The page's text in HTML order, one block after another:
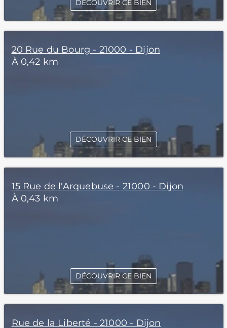
DÉCOUVRIR CE BIEN
20 Rue du Bourg - 21000 - Dijon
À 0,42 km
DÉCOUVRIR CE BIEN
15 Rue de l'Arquebuse - 21000 - Dijon
À 0,43 km
DÉCOUVRIR CE BIEN
Rue de la Liberté - 21000 - Dijon